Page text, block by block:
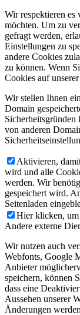
Wir respektieren es
möchten. Um zu
gefragt werden,
Einstellungen zu
andere Cookies
zu können. Wenn
Cookies auf
Wir stellen Ihnen
Domain
von anderen
Aktivieren,
wird und alle
werden. Wir
gespeichert wird.
Seitenladen
Hier klicken,
Andere externe
Wir nutzen auch
Webfonts, Google
Anbieter
speichern, können
dass eine
Aussehen unserer
Änderungen